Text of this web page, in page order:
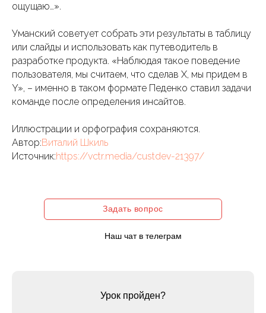
ощущаю…».
Уманский советует собрать эти результаты в таблицу
или слайды и использовать как путеводитель в
разработке продукта. «Наблюдая такое поведение
пользователя, мы считаем, что сделав Х, мы придем в
Y», – именно в таком формате Педенко ставил задачи
команде после определения инсайтов.
Иллюстрации и орфография сохраняются.
Автор:Виталий Шкиль
Источник:https://vctr.media/custdev-21397/
Наш чат в телеграм
Задать вопрос
Урок пройден?